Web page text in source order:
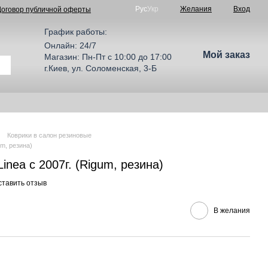
публичной оферты РусУкр Желания Вход
График работы:
Онлайн: 24/7
Магазин: Пн-Пт с 10:00 до 17:00
г.Киев, ул. Соломенская, 3-Б
Мой заказ
Коврики в салон резиновые
резина)
с 2007г. (Rigum, резина)
отзыв
В желания